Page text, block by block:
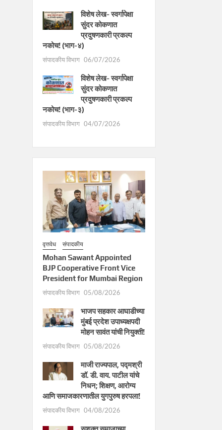
विशेष लेख- स्वर्गापेक्षा
सुंदर कोकणात
प्रदुषणकारी प्रकल्प
नकोच! (भाग-४)
संपादकीय विभाग 06/07/2026
विशेष लेख- स्वर्गापेक्षा
सुंदर कोकणात
प्रदुषणकारी प्रकल्प
नकोच! (भाग-३)
संपादकीय विभाग 04/07/2026
वृत्तवेध संपादकीय
Mohan Sawant Appointed
BJP Cooperative Front Vice
President for Mumbai Region
संपादकीय विभाग 05/08/2026
भाजप सहकार आघाडीच्या
मुंबई प्रदेश उपाध्यक्षपदी
मोहन सावंत यांची नियुक्ती!
संपादकीय विभाग 05/08/2026
माजी राज्यपाल, पद्मश्री
डॉ. डी. वाय. पाटील यांचे
निधन; शिक्षण, आरोग्य
आणि समाजकारणातील युगपुरुष हरपला!
संपादकीय विभाग 04/08/2026